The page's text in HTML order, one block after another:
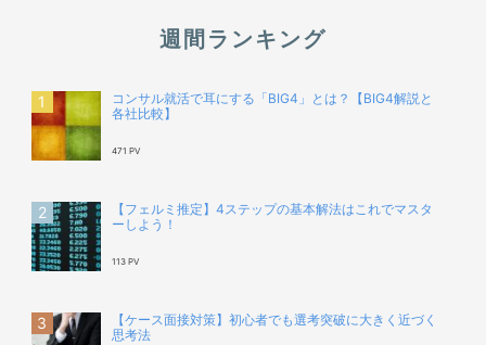
週間ランキング
コンサル就活で耳にする「BIG4」とは？【BIG4解説と
各社比較】
471 PV
【フェルミ推定】4ステップの基本解法はこれでマスタ
ーしよう！
113 PV
【ケース面接対策】初心者でも選考突破に大きく近づく
思考法